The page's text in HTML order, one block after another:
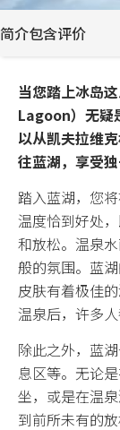
主题分类
冰岛环岛
自驾
冰川
温泉
一日游与多日游
露营套餐
所有套餐
实用信息
租车预订
简介包含评价
当您踏上冰岛
Lagoon）无疑
以从凯夫拉维
往蓝湖，享受
踏入蓝湖，您
温度恰到好处
和放松。温泉
般的氛围。蓝
皮肤有着极佳
温泉后，许多
除此之外，蓝
息区等。无论
坐，或是在温
到前所未有的放